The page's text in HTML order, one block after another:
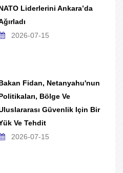
Liderlerini Ankara’da
2026-07-15
Fidan, Netanyahu'nun
Bölge Ve
Güvenlik Için Bir
Ve Tehdit
2026-07-15